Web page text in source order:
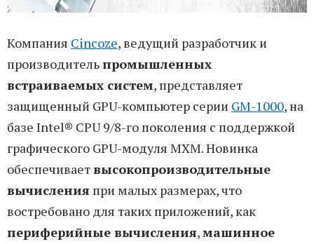
Компания Cincoze, ведущий разработчик и
производительпромышленных
встраиваемых систем, представляет
защищенный GPU-компьютер серии GM-1000, на
базе Intel® CPU 9/8-го поколения с поддержкой
графического GPU-модуля MXM. Новинка
обеспечиваетвысокопроизводительные
вычисления при малых размерах, что
востребовано для таких приложений, как
периферийные вычисления,машинное